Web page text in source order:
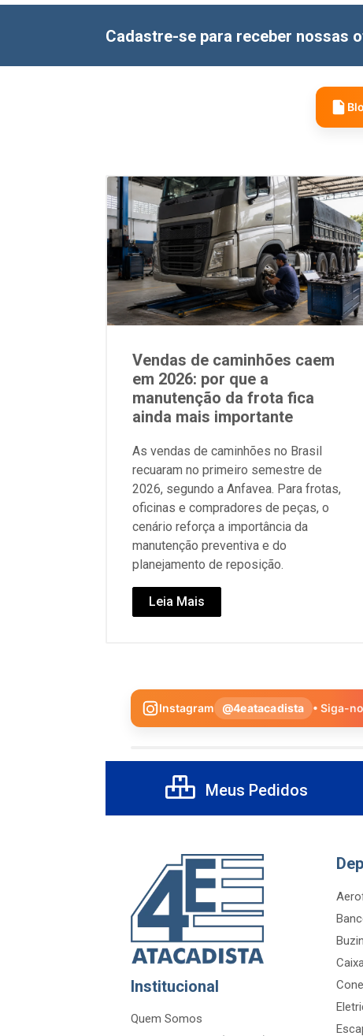
Cadastre-se para receber nossas
Vendas de caminhões caem
em 2026: por que a
manutenção da frota fica
ainda mais importante
As vendas de caminhões no Brasil
recuaram no primeiro semestre de
2026, segundo a Anfavea. Para frotas,
oficinas e compradores de peças, o
cenário reforça a importância da
manutenção preventiva e do
planejamento de reposição.
Leia Mais
Instagram @4eatacadista • Siga-
Meus Pedidos
Institucional
Quem Somos